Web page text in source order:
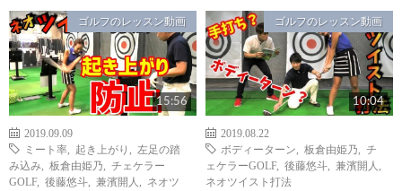
ゴルフのレッスン動画
15:56
2019.09.09
ミート率
起き上がり
左足の踏
み込み
板倉由姫乃
チェケラー
GOLF, 後藤悠斗 兼濱開人
ネオツ
ゴルフのレッスン動画
10:04
2019.08.22
ボディーターン
板倉由姫乃
チ
ェケラーGOLF, 後藤悠斗 兼濱開人
ネオツイスト打法